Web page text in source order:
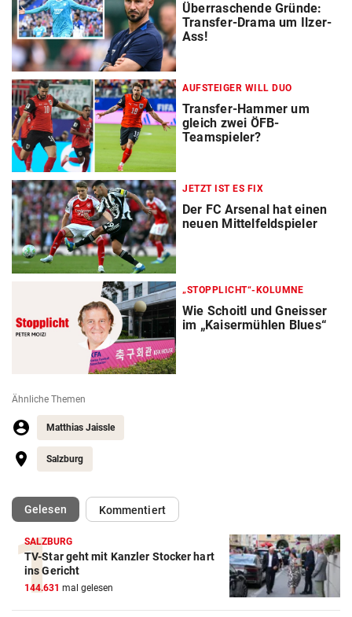
Überraschende Gründe:
Transfer-Drama um Ilzer-
Ass!
AUFSTEIGER WILL DUO
Transfer-Hammer um
gleich zwei ÖFB-
Teamspieler?
JETZT IST ES FIX
Der FC Arsenal hat einen
neuen Mittelfeldspieler
„STOPPLICHT“-KOLUMNE
Wie Schoitl und Gneisser
im „Kaisermühlen Blues“
Ähnliche Themen
Matthias Jaissle
Salzburg
Gelesen(ausgewählt)Kommentiert
SALZBURG
TV-Star geht mit Kanzler Stocker hart
ins Gericht
144.631 mal gelesen
Action-Cam Vergleich
ZUM VERGLEICH